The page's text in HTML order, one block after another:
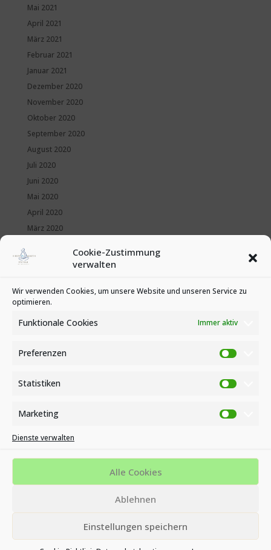
Cookie-Zustimmung
verwalten
Wir verwenden Cookies, um unsere Website und unseren Service zu
optimieren.
Funktionale Cookies Immer aktiv
Preferenzen
Statistiken
Marketing
Dienste verwalten
Alle Cookies
Ablehnen
Einstellungen speichern
Mai 2021
April 2021
März 2021
Februar 2021
Januar 2021
Dezember 2020
November 2020
Oktober 2020
September 2020
August 2020
Juli 2020
Juni 2020
Mai 2020
April 2020
März 2020
Januar 2020
Kategorien
News
Veranstaltungen
MVZ KINDERWUNSCH- UND ENDOMETRIOSE ZENTRUM AM